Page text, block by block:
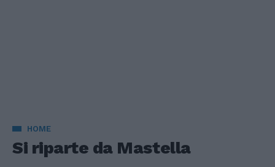
HOME
Si riparte da Mastella